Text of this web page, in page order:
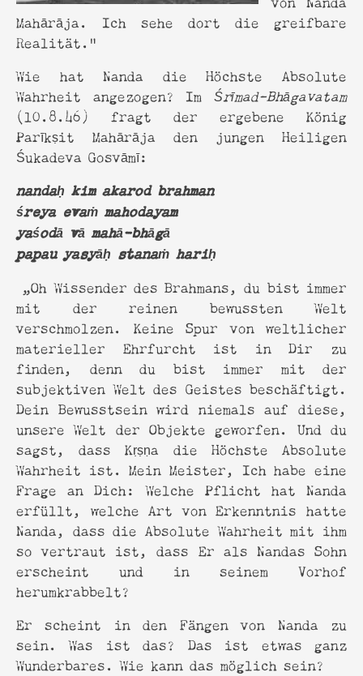
Mahārāja. Ich sehe dort die greifbare
Realität.“
Wie hat Nanda die Höchste Absolute
Wahrheit angezogen? ImŚrīmad-Bhāgavatam
(10.8.46) fragt der ergebene König
Parīkṣit Mahārāja den jungen Heiligen
Śukadeva Gosvāmī:
nandaḥ kim akarod brahman
śreya evaṁ mahodayam
yaśodā vā mahā-bhāgā
papau yasyāḥ stanaṁ hariḥ
„Oh Wissender des Brahmans, du bist immer
mit der reinen bewussten Welt
verschmolzen. Keine Spur von weltlicher
materieller Ehrfurcht ist in Dir zu
finden, denn du bist immer mit der
subjektiven Welt des Geistes beschäftigt.
Dein Bewusstsein wird niemals auf diese,
unsere Welt der Objekte geworfen. Und du
sagst, dass Kṛṣṇa die Höchste Absolute
Wahrheit ist. Mein Meister, Ich habe eine
Frage an Dich: Welche Pflicht hat Nanda
erfüllt, welche Art von Erkenntnis hatte
Nanda, dass die Absolute Wahrheit mit ihm
so vertraut ist, dass Er als Nandas Sohn
erscheint und in seinem Vorhof
herumkrabbelt?
Er scheint in den Fängen von Nanda zu
sein. Was ist das? Das ist etwas ganz
Wunderbares. Wie kann das möglich sein?